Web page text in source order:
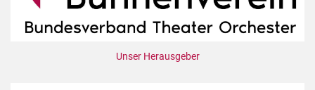
Unser Herausgeber